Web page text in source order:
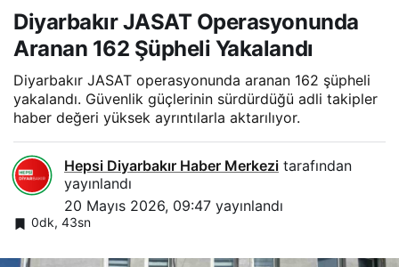
Diyarbakır JASAT Operasyonunda
Aranan 162 Şüpheli Yakalandı
Diyarbakır JASAT operasyonunda aranan 162 şüpheli
yakalandı. Güvenlik güçlerinin sürdürdüğü adli takipler
haber değeri yüksek ayrıntılarla aktarılıyor.
Hepsi Diyarbakır Haber Merkezi tarafından
yayınlandı
20 Mayıs 2026, 09:47 yayınlandı
0dk, 43sn